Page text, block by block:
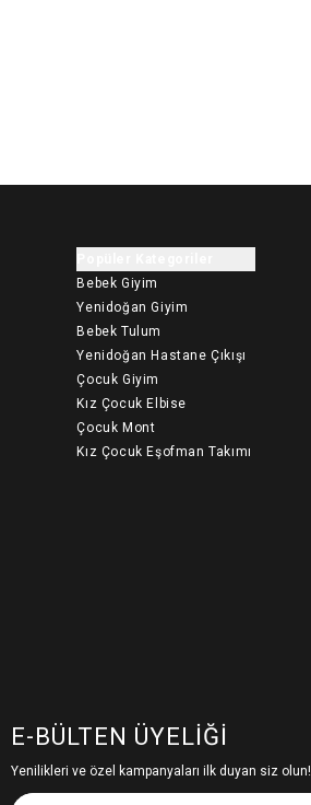
Bebek Giyim
Yenidoğan Giyim
Bebek Tulum
Yenidoğan Hastane Çıkışı
Çocuk Giyim
Kız Çocuk Elbise
Çocuk Mont
Kız Çocuk Eşofman Takımı
E-BÜLTEN ÜYELIĞI
Yenilikleri ve özel kampanyaları ilk duyan siz olun!